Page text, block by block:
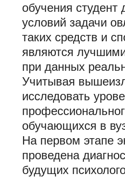
обучения студент
условий задачи
таких средств и
являются
при данных
Учитывая
исследовать
обучающихся в
На первом этапе
проведена
будущих